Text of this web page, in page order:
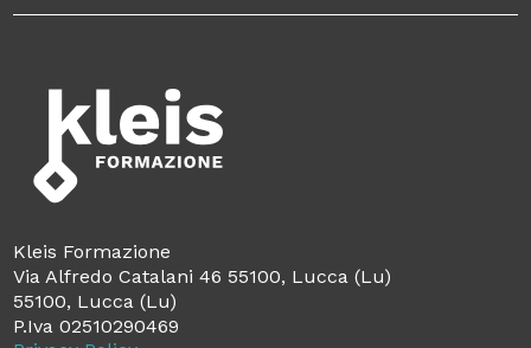
Kleis Formazione
Via Alfredo Catalani 46 55100, Lucca (Lu)
55100, Lucca (Lu)
P.Iva 02510290469